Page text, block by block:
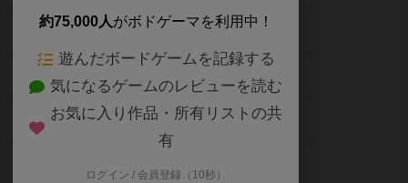
約75,000人がボドゲーマを利用中！
遊んだボードゲームを記録する
気になるゲームのレビューを読む
お気に入り作品・所有リストの共
有
ログイン / 会員登録（10秒）
ボードゲームの新着レビュー
ボードゲーム会情報
メカニクス特集
掲示板・トピックス